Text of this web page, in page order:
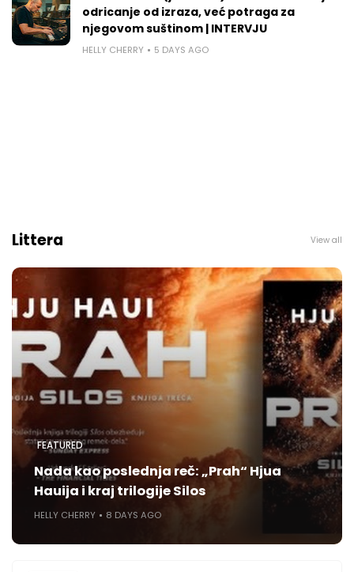
odricanje od izraza, već potraga za
njegovom suštinom | INTERVJU
HELLY CHERRY 5 DAYS AGO
Littera View all
FEATURED
Nada kao poslednja reč: „Prah“ Hjua
Hauija i kraj trilogije Silos
HELLY CHERRY 8 DAYS AGO